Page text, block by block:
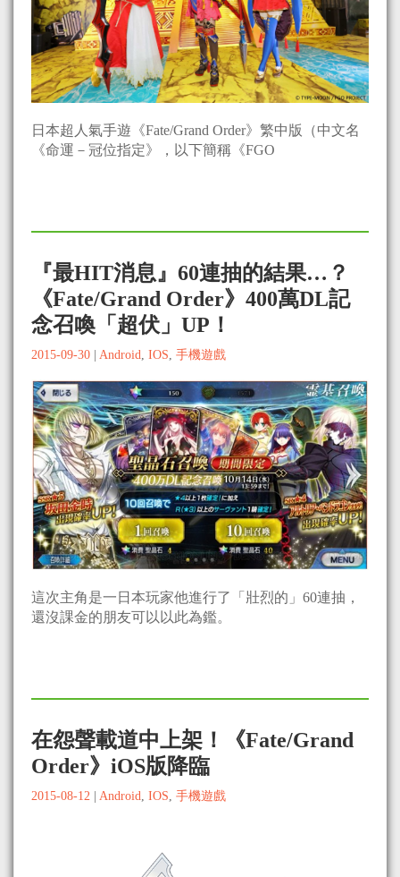
日本超人氣手遊《Fate/Grand Order》繁中版（中文名
《命運－冠位指定》，以下簡稱《FGO
『最HIT消息』60連抽的結果…？
《Fate/Grand Order》400萬DL記
念召喚「超伏」UP！
2015-09-30 Android IOS 手機遊戲
這次主角是一日本玩家他進行了「壯烈的」60連抽，
還沒課金的朋友可以以此為鑑。
在怨聲載道中上架！《Fate/Grand
Order》iOS版降臨
2015-08-12 Android, IOS, 手機遊戲